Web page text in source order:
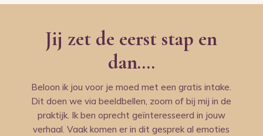
Jij zet de eerst stap en
dan….
Beloon ik jou voor je moed met een gratis intake.
Dit doen we via beeldbellen, zoom of bij mij in de
praktijk. Ik ben oprecht geïnteresseerd in jouw
verhaal. Vaak komen er in dit gesprek al emoties